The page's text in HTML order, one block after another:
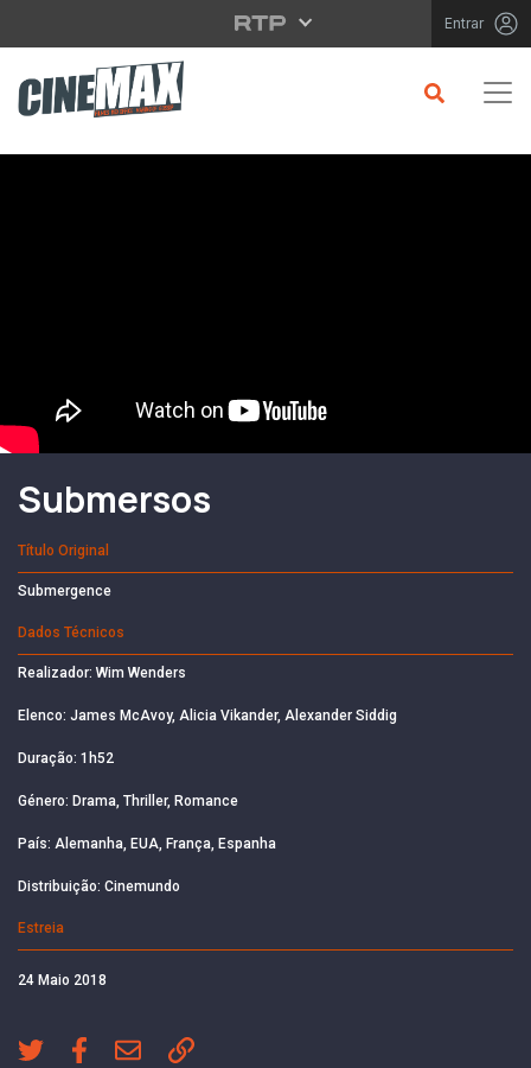
Saltar para o conteúdo principal Entrar
Filme em Cartaz
Submersos
Título Original
Submergence
Dados Técnicos
Realizador: Wim Wenders
Elenco: James McAvoy, Alicia Vikander, Alexander Siddig
Duração: 1h52
Género: Drama, Thriller, Romance
País: Alemanha, EUA, França, Espanha
Distribuição: Cinemundo
Estreia
24 Maio 2018